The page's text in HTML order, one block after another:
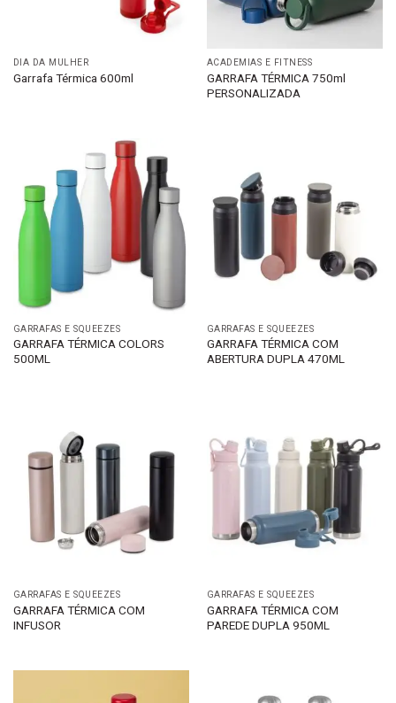
DIA DA MULHER
Garrafa Térmica 600ml
ACADEMIAS E FITNESS
GARRAFA TÉRMICA 750ml
PERSONALIZADA
GARRAFAS E SQUEEZES
GARRAFA TÉRMICA COLORS
500ML
GARRAFAS E SQUEEZES
GARRAFA TÉRMICA COM
ABERTURA DUPLA 470ML
GARRAFAS E SQUEEZES
GARRAFA TÉRMICA COM
INFUSOR
GARRAFAS E SQUEEZES
GARRAFA TÉRMICA COM
PAREDE DUPLA 950ML